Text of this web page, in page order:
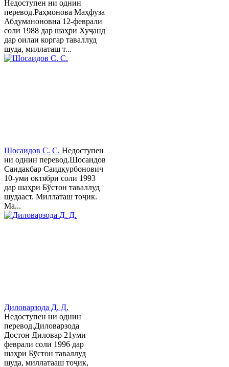
Недоступен ни однин
перевод.Раҳмонова Маҳфуза
Абдуманоновна 12-феврали
соли 1988 дар шаҳри Хуҷанд
дар оилаи коргар таваллуд
шуда, миллаташ т...
Шосаидов С. С. Недоступен
ни однин перевод.Шосаидов
Саидакбар Саидқурбонович
10-уми октябри соли 1993
дар шаҳри Бўстон таваллуд
шудааст. Миллаташ тоҷик.
Ма...
Диловарзода Д. Д.
Недоступен ни однин
перевод.Диловарзода
Достон Диловар 21уми
феврали соли 1996 дар
шаҳри Бӯстон таваллуд
шуда, миллатааш тоҷик,